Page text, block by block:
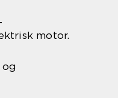
motor.
og